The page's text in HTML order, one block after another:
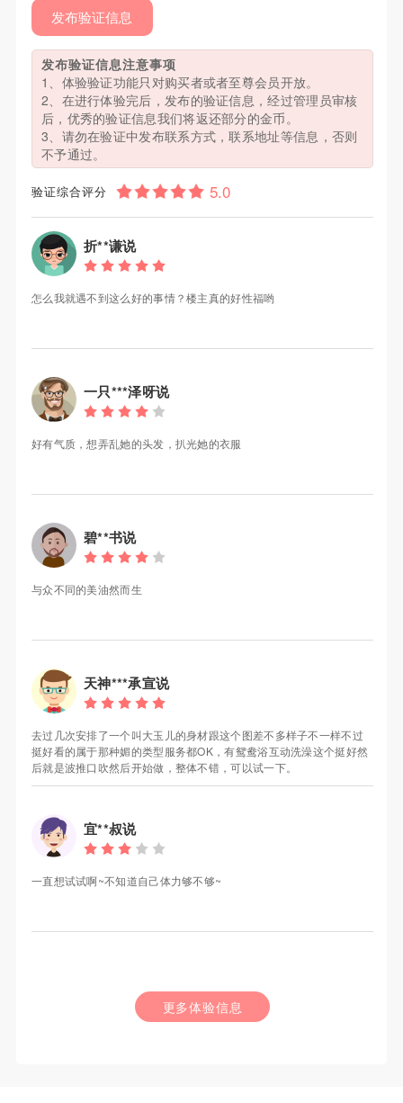
发布验证信息
发布验证信息注意事项
1、体验验证功能只对购买者或者至尊会员开放。
2、在进行体验完后，发布的验证信息，经过管理员审核
后，优秀的验证信息我们将返还部分的金币。
3、请勿在验证中发布联系方式，联系地址等信息，否则
不予通过。
验证综合评分
折**谦说
怎么我就遇不到这么好的事情？楼主真的好性福哟
一只***泽呀说
好有气质，想弄乱她的头发，扒光她的衣服
碧**书说
与众不同的美油然而生
天神***承宣说
去过几次安排了一个叫大玉儿的身材跟这个图差不多样子不一样不过
挺好看的属于那种媚的类型服务都OK，有鸳鸯浴互动洗澡这个挺好然
后就是波推口吹然后开始做，整体不错，可以试一下。
宜**叔说
一直想试试啊~不知道自己体力够不够~
更多体验信息